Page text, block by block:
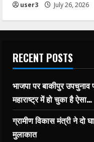
user3 July 26, 2026
RECENT POSTS
भाजपा पर बाकीपुर
महाराष्ट्र में हो चुका है ऐसा…
ग्रामीण विकास मंत्री ने
मुलाकात